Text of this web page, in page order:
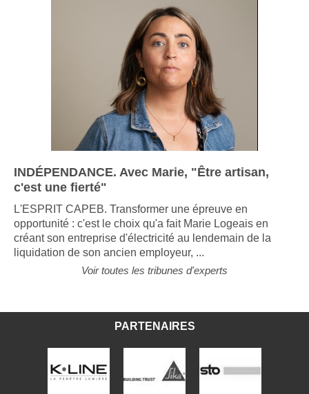
INDÉPENDANCE. Avec Marie, "Être artisan,
L'ESPRIT CAPEB. Transformer une épreuve en
opportunité : c'est le choix qu'a fait Marie Logeais en
créant son entreprise d'électricité au lendemain de la